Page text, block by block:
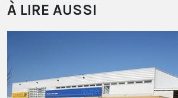
À LIRE AUSSI